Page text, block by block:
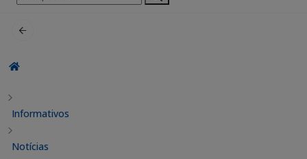
por:
Informativos
Notícias